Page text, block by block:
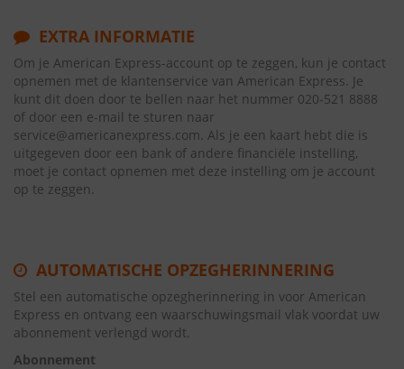
EXTRA INFORMATIE
Om je American Express-account op te zeggen, kun je contact
opnemen met de klantenservice van American Express. Je
kunt dit doen door te bellen naar het nummer 020-521 8888
of door een e-mail te sturen naar
service@americanexpress.com. Als je een kaart hebt die is
uitgegeven door een bank of andere financiële instelling,
moet je contact opnemen met deze instelling om je account
op te zeggen.
AUTOMATISCHE OPZEGHERINNERING
Stel een automatische opzegherinnering in voor American
Express en ontvang een waarschuwingsmail vlak voordat uw
abonnement verlengd wordt.
Abonnement